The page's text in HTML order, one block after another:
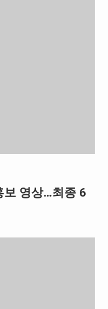
보 영상…최종 6